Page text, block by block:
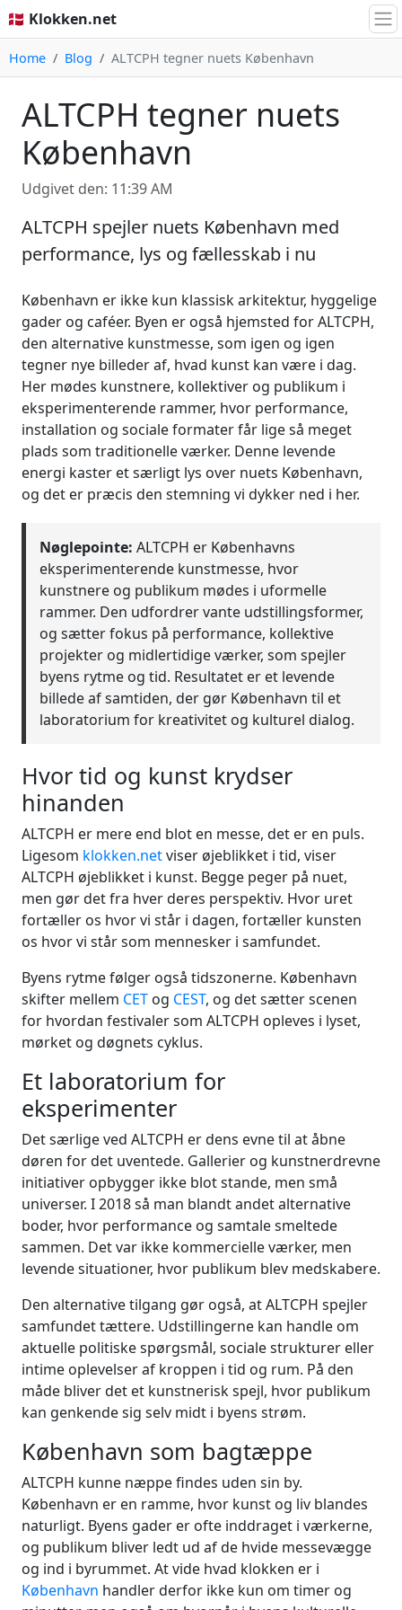
🇩🇰 Klokken.net
Home Blog ALTCPH tegner nuets København
ALTCPH tegner nuets
København
Udgivet den: 11:39 AM
ALTCPH spejler nuets København med
performance, lys og fællesskab i nu
København er ikke kun klassisk arkitektur, hyggelige
gader og caféer. Byen er også hjemsted for ALTCPH,
den alternative kunstmesse, som igen og igen
tegner nye billeder af, hvad kunst kan være i dag.
Her mødes kunstnere, kollektiver og publikum i
eksperimenterende rammer, hvor performance,
installation og sociale formater får lige så meget
plads som traditionelle værker. Denne levende
energi kaster et særligt lys over nuets København,
og det er præcis den stemning vi dykker ned i her.
Nøglepointe: ALTCPH er Københavns
eksperimenterende kunstmesse, hvor
kunstnere og publikum mødes i uformelle
rammer. Den udfordrer vante udstillingsformer,
og sætter fokus på performance, kollektive
projekter og midlertidige værker, som spejler
byens rytme og tid. Resultatet er et levende
billede af samtiden, der gør København til et
laboratorium for kreativitet og kulturel dialog.
Hvor tid og kunst krydser
hinanden
ALTCPH er mere end blot en messe, det er en puls.
Ligesom klokken.netviser øjeblikket i tid, viser
ALTCPH øjeblikket i kunst. Begge peger på nuet,
men gør det fra hver deres perspektiv. Hvor uret
fortæller os hvor vi står i dagen, fortæller kunsten
os hvor vi står som mennesker i samfundet.
Byens rytme følger også tidszonerne. København
skifter mellem CET og CEST, og det sætter scenen
for hvordan festivaler som ALTCPH opleves i lyset,
mørket og døgnets cyklus.
Et laboratorium for
eksperimenter
Det særlige ved ALTCPH er dens evne til at åbne
døren for det uventede. Gallerier og kunstnerdrevne
initiativer opbygger ikke blot stande, men små
universer. I 2018 så man blandt andet alternative
boder, hvor performance og samtale smeltede
sammen. Det var ikke kommercielle værker, men
levende situationer, hvor publikum blev medskabere.
Den alternative tilgang gør også, at ALTCPH spejler
samfundet tættere. Udstillingerne kan handle om
aktuelle politiske spørgsmål, sociale strukturer eller
intime oplevelser af kroppen i tid og rum. På den
måde bliver det et kunstnerisk spejl, hvor publikum
kan genkende sig selv midt i byens strøm.
København som bagtæppe
ALTCPH kunne næppe findes uden sin by.
København er en ramme, hvor kunst og liv blandes
naturligt. Byens gader er ofte inddraget i værkerne,
og publikum bliver ledt ud af de hvide messevægge
og ind i byrummet. At vide hvad klokken er i
København handler derfor ikke kun om timer og